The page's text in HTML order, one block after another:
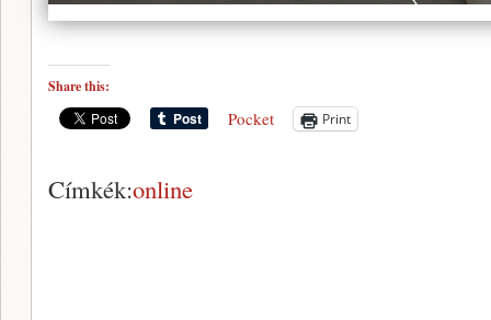
Share this:
Pocket Print
Címkék:online